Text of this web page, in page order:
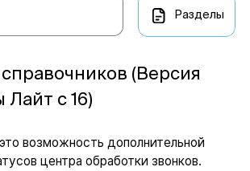
Разделы
(Версия
с 16)
возможность дополнительной
центра обработки звонков.